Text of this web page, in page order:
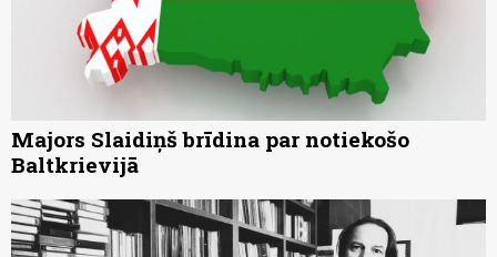
Majors Slaidiņš brīdina par notiekošo
Baltkrievijā